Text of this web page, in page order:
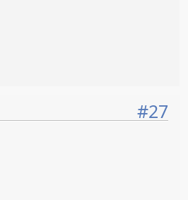
#27